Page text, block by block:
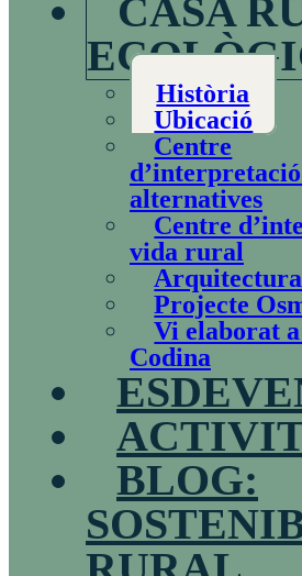
CASA
Història
Ubicació
Centre
alternatives
Centre
vida rural
Projecte
Vi elaborat
Codina
BLOG: